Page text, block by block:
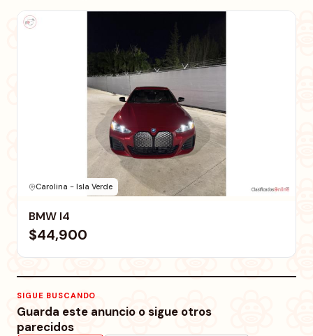
Carolina - Isla Verde
BMW I4
$44,900
SIGUE BUSCANDO
Guarda este anuncio o sigue otros
parecidos